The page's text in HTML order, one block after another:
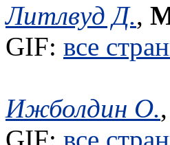
Литлвуд Д.,
GIF: все
Ижболдин О.,